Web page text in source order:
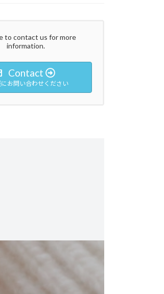
to contact us for more
information.
Contact
お問い合わせください